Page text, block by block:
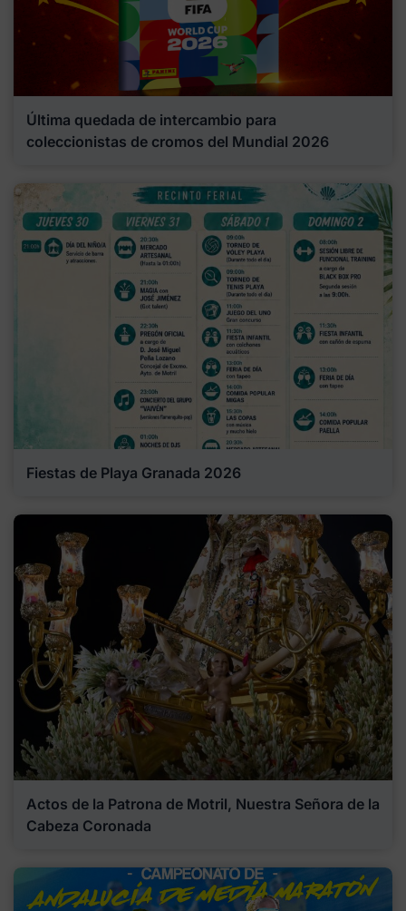
Última quedada de intercambio para
coleccionistas de cromos del Mundial 2026
Fiestas de Playa Granada 2026
Actos de la Patrona de Motril, Nuestra Señora de la
Cabeza Coronada